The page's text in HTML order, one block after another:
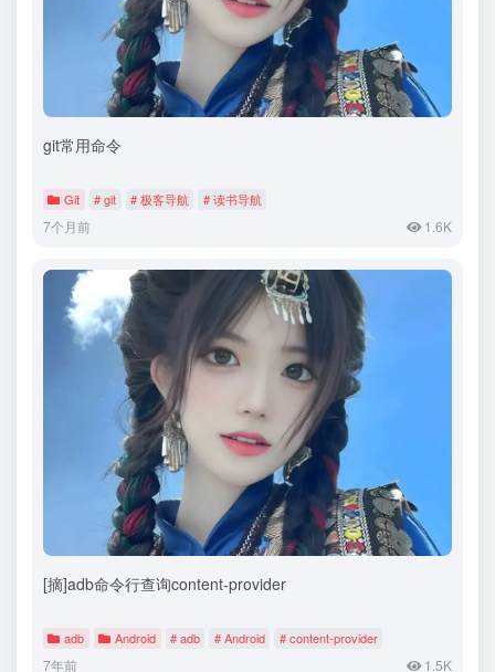
git常用命令
Git # git # 极客导航 # 读书导航
7个月前 1.6K
[摘]adb命令行查询content-provider
adb Android # adb # Android # content-provider
7年前 1.5K